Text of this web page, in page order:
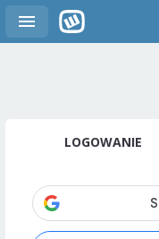
LOGOWANIE